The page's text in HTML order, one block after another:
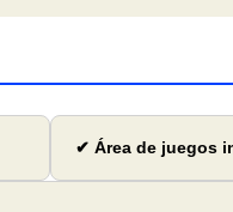
✔ Área de juegos